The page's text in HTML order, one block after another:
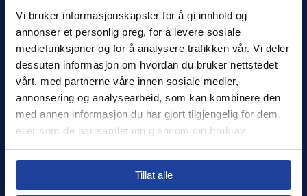
Vi bruker informasjonskapsler for å gi innhold og
annonser et personlig preg, for å levere sosiale
mediefunksjoner og for å analysere trafikken vår. Vi deler
dessuten informasjon om hvordan du bruker nettstedet
vårt, med partnerne våre innen sosiale medier,
annonsering og analysearbeid, som kan kombinere den
med annen informasjon du har gjort tilgjengelig for dem,
eller som de har samlet inn gjennom din bruk av
tjenestene deres.
Tillat alle
Select your country to see content relevant to
you and your business.
Xledger Norge
Østensjøveien 32,0667,Oslo
Norge
salg@xledger.no
40002211
Logg inn
Support
Personvern